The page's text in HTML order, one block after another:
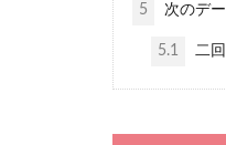
5 次のデ
5.1 二